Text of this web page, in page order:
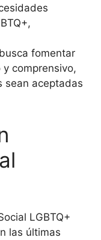
fomentar
comprensivo,
sean aceptadas
LGBTQ+
las últimas